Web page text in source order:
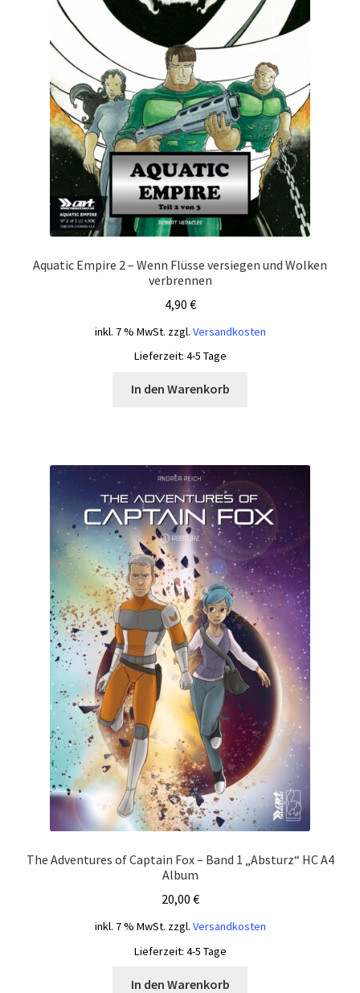
Aquatic Empire 2 – Wenn Flüsse versiegen und Wolken
verbrennen
4,90 €
inkl. 7 % MwSt. zzgl. Versandkosten
Lieferzeit: 4-5 Tage
In den Warenkorb
The Adventures of Captain Fox – Band 1 „Absturz“ HC A4
Album
20,00 €
inkl. 7 % MwSt. zzgl. Versandkosten
Lieferzeit: 4-5 Tage
In den Warenkorb